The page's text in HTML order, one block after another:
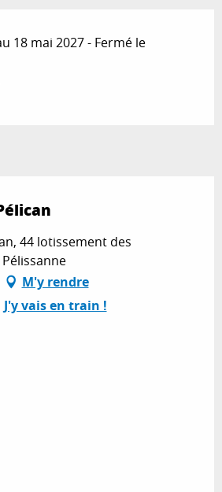
18 mai 2027 - Fermé le
44 lotissement des
M'y rendre
J'y vais en train !